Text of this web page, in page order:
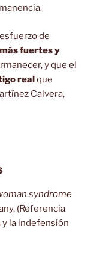
de
fuertes y
y que el
realque
Calvera,
syndrome
(Referencia
y la indefensión